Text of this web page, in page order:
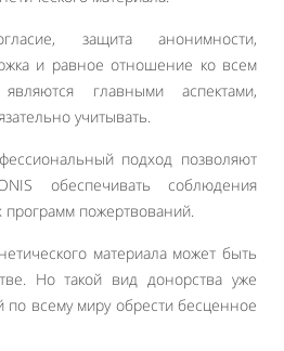
защита анонимности,
и равное отношение ко всем
главными аспектами,
учитывать.
подход позволяют
обеспечивать соблюдения
программ пожертвований.
материала может быть
Но такой вид донорства уже
всему миру обрести бесценное